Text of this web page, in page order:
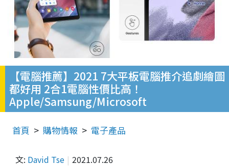
【電腦推薦】2021 7大平板電腦推介追劇繪圖
都好用 2合1電腦性價比高！
Apple/Samsung/Microsoft
首頁 購物情報 電子產品
文: David Tse 2021.07.26